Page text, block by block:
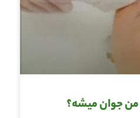
من جوان میشه؟